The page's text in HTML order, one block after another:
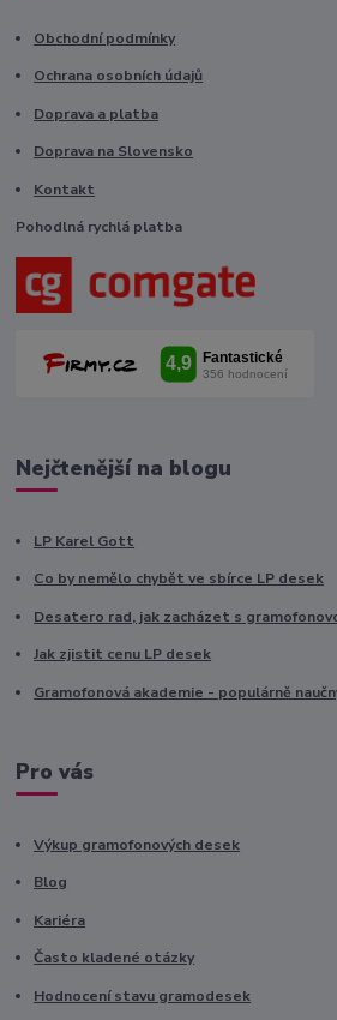
Obchodní podmínky
Ochrana osobních údajů
Doprava a platba
Doprava na Slovensko
Kontakt
Pohodlná rychlá platba
Nejčtenější na blogu
LP Karel Gott
Co by nemělo chybět ve sbírce LP desek
Desatero rad, jak zacházet s
Jak zjistit cenu LP desek
Gramofonová akademie - populárně
Pro vás
Výkup gramofonových desek
Blog
Kariéra
Často kladené otázky
Hodnocení stavu gramodesek